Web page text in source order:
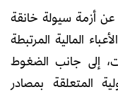
أزمة سيولة خانقة
المالية المرتبطة
إلى جانب الضغوط
المتعلقة بمصادر